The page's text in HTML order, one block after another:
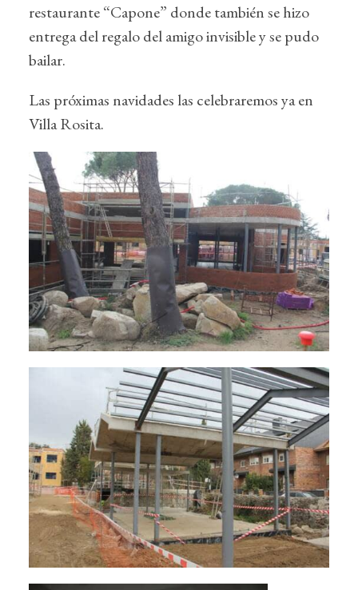
restaurante “Capone” donde también se hizo
entrega del regalo del amigo invisible y se pudo
bailar.
Las próximas navidades las celebraremos ya en
Villa Rosita.